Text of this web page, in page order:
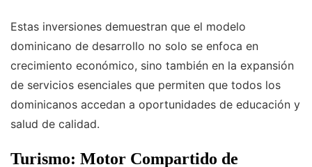
Estas inversiones demuestran que el modelo
dominicano de desarrollo no solo se enfoca en
crecimiento económico, sino también en la expansión
de servicios esenciales que permiten que todos los
dominicanos accedan a oportunidades de educación y
salud de calidad.
Turismo: Motor Compartido de